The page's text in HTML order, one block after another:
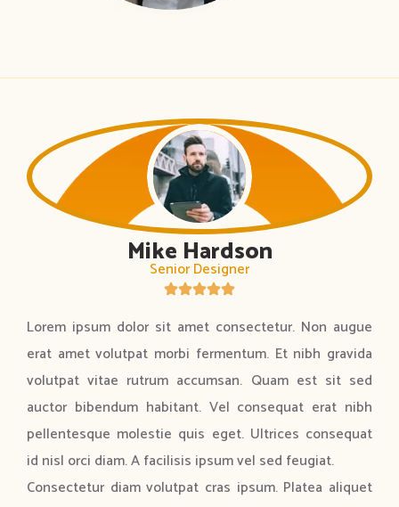
Mike Hardson
Senior Designer
Lorem ipsum dolor sit amet consectetur. Non augue
erat amet volutpat morbi fermentum. Et nibh gravida
volutpat vitae rutrum accumsan. Quam est sit sed
auctor bibendum habitant. Vel consequat erat nibh
pellentesque molestie quis eget. Ultrices consequat
id nisl orci diam. A facilisis ipsum vel sed feugiat.
Consectetur diam volutpat cras ipsum. Platea aliquet